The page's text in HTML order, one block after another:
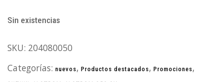
Sin existencias
SKU: 204080050
Categorías: nuevos, Productos destacados, Promociones,